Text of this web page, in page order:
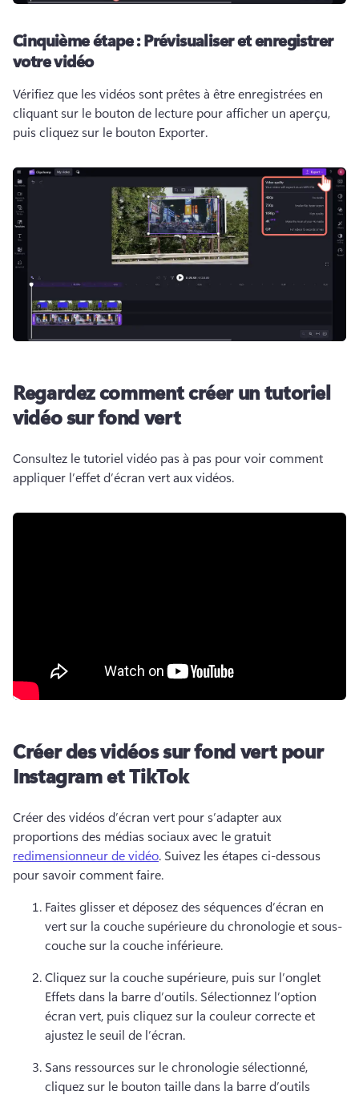
Cinquième étape :Prévisualiser et enregistrer
votre vidéo
Vérifiez que les vidéos sont prêtes à être enregistrées en
cliquant sur le bouton de lecture pour afficher un aperçu,
puis cliquez sur le bouton Exporter.
Regardez comment créer un tutoriel
vidéo sur fond vert
Consultez le tutoriel vidéo pas à pas pour voir comment
appliquer l’effet d’écran vert aux vidéos.
Créer des vidéos sur fond vert pour
Instagram et TikTok
Créer des vidéos d’écran vert pour s’adapter aux
proportions des médias sociaux avec le gratuit
redimensionneur de vidéo. Suivez les étapes ci-dessous
pour savoir comment faire.
Faites glisser et déposez des séquences d’écran en
vert sur la couche supérieure du chronologie et sous-
couche sur la couche inférieure.
Cliquez sur la couche supérieure, puis sur l’onglet
Effets dans la barre d’outils. Sélectionnez l’option
écran vert, puis cliquez sur la couleur correcte et
ajustez le seuil de l’écran.
Sans ressources sur le chronologie sélectionné,
cliquez sur le bouton taille dans la barre d’outils